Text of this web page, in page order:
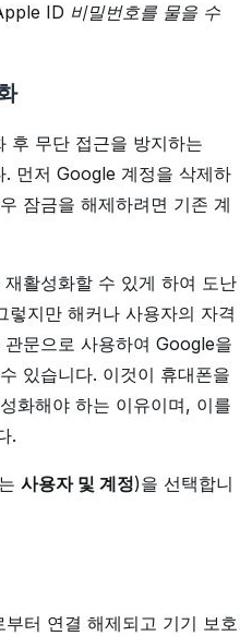
ID 비밀번호를 물을 수
후 무단 접근을 방지하는
먼저 Google 계정을 삭제하
잠금을 해제하려면 기존 계
활성화할 수 있게 하여 도난
렇지만 해커나 사용자의 자격
문으로 사용하여 Google을
있습니다. 이것이 휴대폰을
화해야 하는 이유이며, 이를
.
사용자 및 계정)을 선택합니
터 연결 해제되고 기기 보호